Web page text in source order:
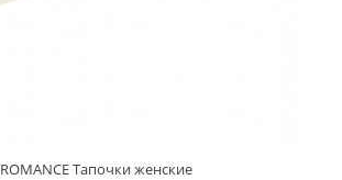
ROMANCE Тапочки женские